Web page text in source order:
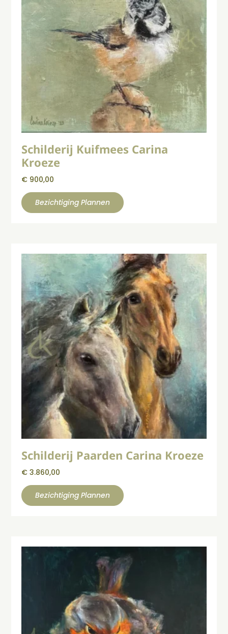
Schilderij Kuifmees Carina
Kroeze
€ 900,00
Bezichtiging Plannen
Schilderij Paarden Carina Kroeze
€ 3.860,00
Bezichtiging Plannen